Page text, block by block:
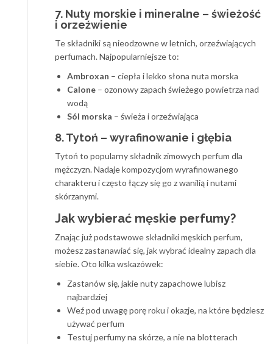
7. Nuty morskie i mineralne – świeżość
i orzeźwienie
Te składniki są nieodzowne w letnich, orzeźwiających
perfumach. Najpopularniejsze to:
Ambroxan – ciepła i lekko słona nuta morska
Calone – ozonowy zapach świeżego powietrza nad
wodą
Sól morska – świeża i orzeźwiająca
8. Tytoń – wyrafinowanie i głębia
Tytoń to popularny składnik zimowych perfum dla
mężczyzn. Nadaje kompozycjom wyrafinowanego
charakteru i często łączy się go z wanilią i nutami
skórzanymi.
Jak wybierać męskie perfumy?
Znając już podstawowe składniki męskich perfum,
możesz zastanawiać się, jak wybrać idealny zapach dla
siebie. Oto kilka wskazówek:
Zastanów się, jakie nuty zapachowe lubisz
najbardziej
Weź pod uwagę porę roku i okazje, na które będziesz
używać perfum
Testuj perfumy na skórze, a nie na blotterach